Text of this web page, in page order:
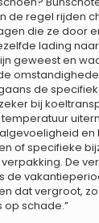
de regel rijden
die ze door
lading
geweest en
de
bij
temperatuur
en
of specifieke
De
de
dat vergroot,
op schade.”